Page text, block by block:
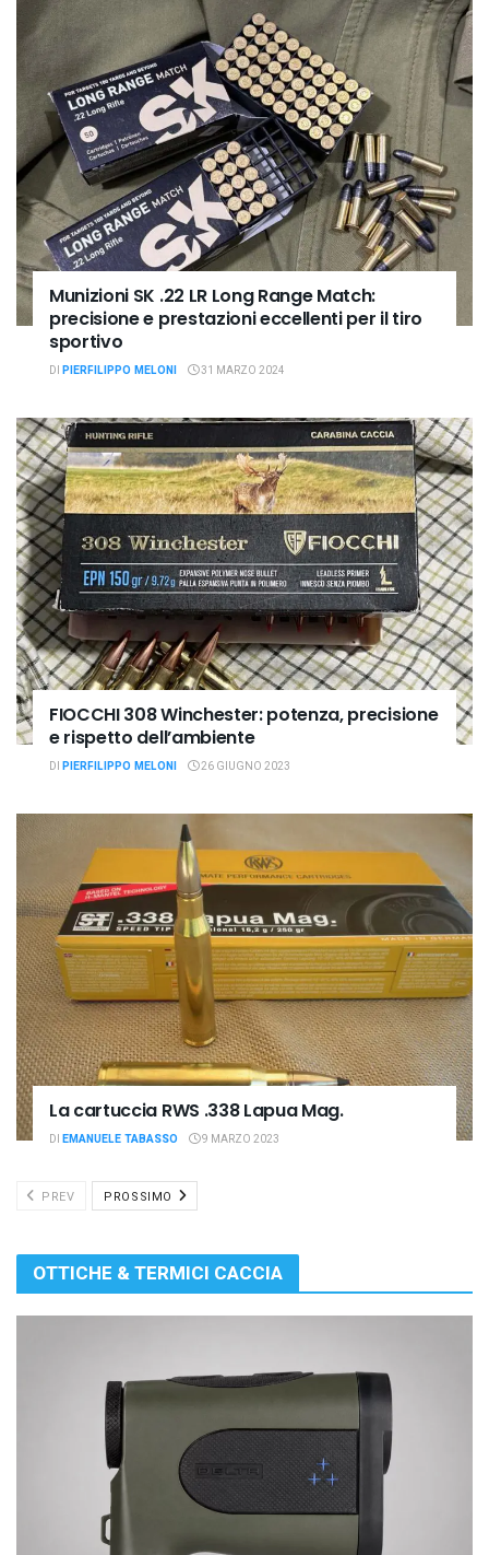
Munizioni SK .22 LR Long Range Match:
precisione e prestazioni eccellenti per il tiro
sportivo
DI PIERFILIPPO MELONI 31 MARZO 2024
FIOCCHI 308 Winchester: potenza, precisione
e rispetto dell’ambiente
DI PIERFILIPPO MELONI 26 GIUGNO 2023
La cartuccia RWS .338 Lapua Mag.
DI EMANUELE TABASSO 9 MARZO 2023
PREV PROSSIMO
OTTICHE & TERMICI CACCIA